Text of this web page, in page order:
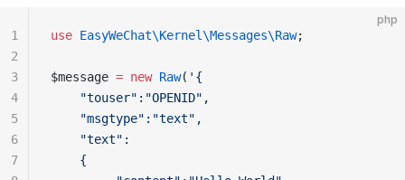
php
use EasyWeChat\Kernel\Messages\Raw;
$message = new Raw( '{
    "touser":"OPENID",
    "msgtype":"text",
    "text":
    {
1
2
3
4
5
6
7